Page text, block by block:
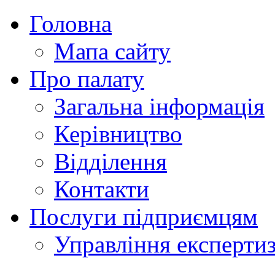
Головна
Мапа сайту
Про палату
Загальна інформація
Керівництво
Відділення
Контакти
Послуги підприємцям
Управління